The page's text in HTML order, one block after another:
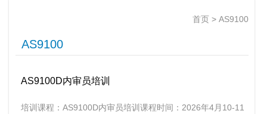
首页 >AS9100
AS9100
AS9100D内审员培训
培训课程：AS9100D内审员培训课程时间：2026年4月10-11